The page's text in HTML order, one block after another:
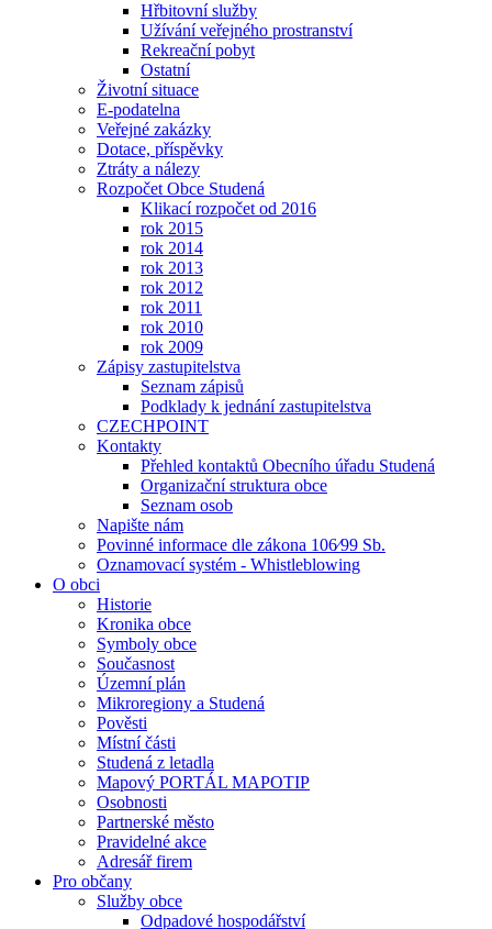
Hřbitovní služby
Užívání veřejného prostranství
Rekreační pobyt
Ostatní
Životní situace
E-podatelna
Veřejné zakázky
Dotace, příspěvky
Ztráty a nálezy
Rozpočet Obce Studená
Klikací rozpočet od 2016
rok 2015
rok 2014
rok 2013
rok 2012
rok 2011
rok 2010
rok 2009
Zápisy zastupitelstva
Seznam zápisů
Podklady k jednání zastupitelstva
CZECHPOINT
Kontakty
Přehled kontaktů Obecního úřadu Studená
Organizační struktura obce
Seznam osob
Napište nám
Povinné informace dle zákona 106⁄99 Sb.
Oznamovací systém - Whistleblowing
O obci
Historie
Kronika obce
Symboly obce
Současnost
Územní plán
Mikroregiony a Studená
Pověsti
Místní části
Studená z letadla
Mapový PORTÁL MAPOTIP
Osobnosti
Partnerské město
Pravidelné akce
Adresář firem
Pro občany
Služby obce
Odpadové hospodářství